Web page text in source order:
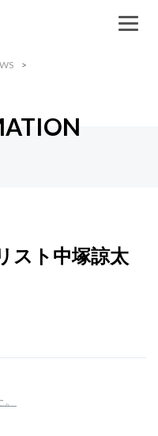
スト中塚諒太